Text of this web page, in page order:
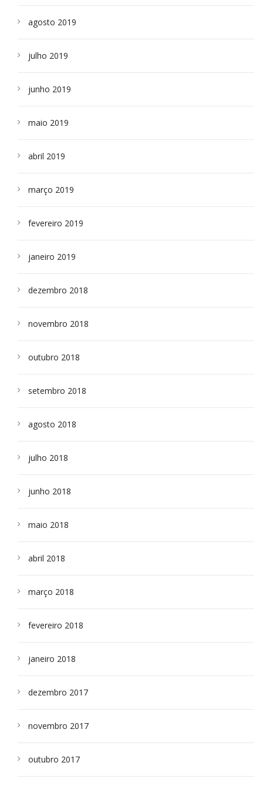
agosto 2019
julho 2019
junho 2019
maio 2019
abril 2019
março 2019
fevereiro 2019
janeiro 2019
dezembro 2018
novembro 2018
outubro 2018
setembro 2018
agosto 2018
julho 2018
junho 2018
maio 2018
abril 2018
março 2018
fevereiro 2018
janeiro 2018
dezembro 2017
novembro 2017
outubro 2017